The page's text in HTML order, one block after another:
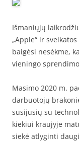
Išmaniųjų
„Apple“ ir
baigėsi nesėkme,
vieningo
Masimo 2020 m.
darbuotojų
susijusių su
kiekiui kraujyje
siekė atlyginti